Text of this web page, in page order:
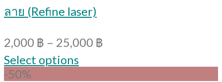
ลาย (Refine laser)
2,000 ฿ – 25,000 ฿
Select options
-50%